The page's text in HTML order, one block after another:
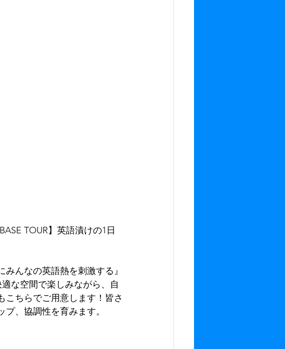
TOUR】英語漬けの1日
んなの英語熱を刺激する』
な空間で楽しみながら、自
こちらでご用意します！皆さ
、協調性を育みます。